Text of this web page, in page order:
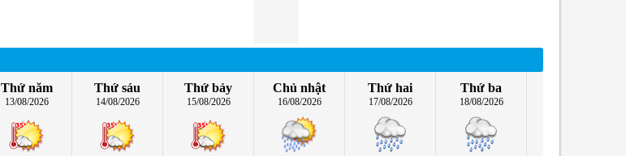
Thứ năm
13/08/2026
Thứ sáu
14/08/2026
Thứ bảy
15/08/2026
Chủ nhật
16/08/2026
Thứ hai
17/08/2026
Thứ ba
18/08/2026